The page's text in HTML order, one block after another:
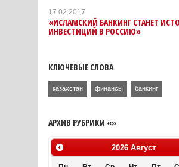
17.02.2017
«ИСЛАМСКИЙ БАНКИНГ СТАНЕТ
ИНВЕСТИЦИЙ В РОССИЮ»
КЛЮЧЕВЫЕ СЛОВА
казахстан финансы банкинг
АРХИВ РУБРИКИ «»
2026 Август